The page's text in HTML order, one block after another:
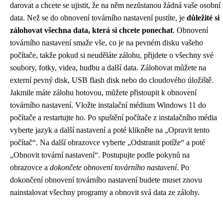
darovat a chcete se ujistit, že na něm nezůstanou žádná vaše osobní
data. Než se do obnovení továrního nastavení pustíte, je důležité si
zálohovat všechna data, která si chcete ponechat. Obnovení
továrního nastavení smaže vše, co je na pevném disku vašeho
počítače, takže pokud si neuděláte zálohu, přijdete o všechny své
soubory, fotky, videa, hudbu a další data. Zálohovat můžete na
externí pevný disk, USB flash disk nebo do cloudového úložiště.
Jakmile máte zálohu hotovou, můžete přistoupit k obnovení
továrního nastavení. Vložte instalační médium Windows 11 do
počítače a restartujte ho. Po spuštění počítače z instalačního média
vyberte jazyk a další nastavení a poté klikněte na „Opravit tento
počítač“. Na další obrazovce vyberte „Odstranit potíže“ a poté
„Obnovit tovární nastavení“. Postupujte podle pokynů na
obrazovce a dokončete obnovení továrního nastavení. Po
dokončení obnovení továrního nastavení budete muset znovu
nainstalovat všechny programy a obnovit svá data ze zálohy.